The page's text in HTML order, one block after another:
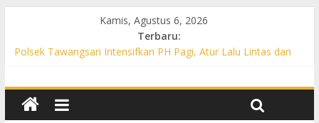
Kamis, Agustus 6, 2026
Terbaru:
Polsek Tawangsari Intensifkan PH Pagi, Atur Lalu Lintas dan
Tekankan Disiplin dan Pelayanan Gratis untuk Masyarakat
Patroli Preventif, Polsek Mojolaban Edukasi Warga Cegah